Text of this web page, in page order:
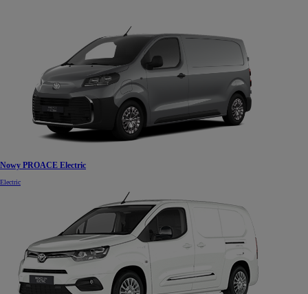
Nowy PROACE Electric
Electric